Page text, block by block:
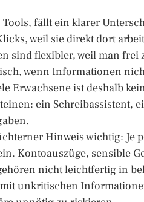
fällt ein klarer
weil sie direkt dort
sind flexibler, weil man
wenn Informationen
Erwachsene ist deshalb
ein Schreibassistent,
Hinweis wichtig: Je
Kontoauszüge, sensible
nicht leichtfertig in
unkritischen